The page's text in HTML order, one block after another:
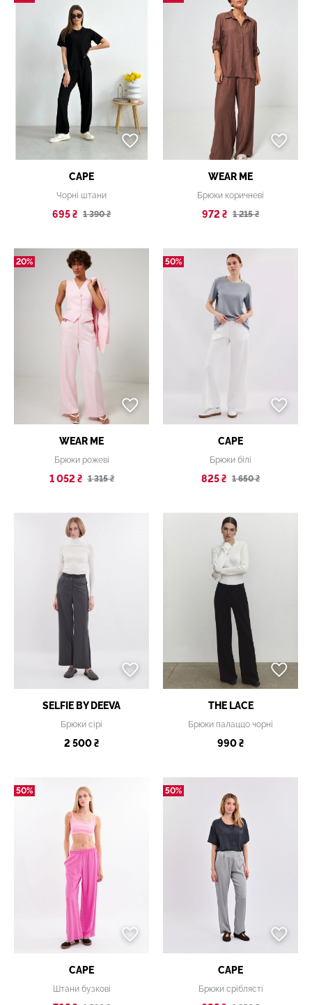
CAPE
Чорні штани
695 ₴ 1 390 ₴
WEAR ME
Брюки коричневі
972 ₴ 1 215 ₴
20%
WEAR ME
Брюки рожеві
1 052 ₴ 1 315 ₴
50%
CAPE
Брюки білі
825 ₴ 1 650 ₴
SELFIE BY DEEVA
Брюки сірі
2 500 ₴
THE LACE
Брюки палаццо чорні
990 ₴
50%
CAPE
Штани бузкові
50%
CAPE
Брюки сріблясті